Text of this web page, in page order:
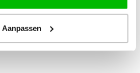
Aanpassen